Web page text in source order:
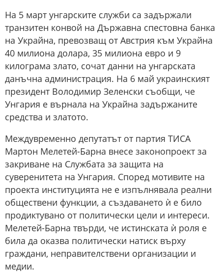
На 5 март унгарските служби са задържали
транзитен конвой на Държавна спестовна банка
на Украйна, превозващ от Австрия към Украйна
40 милиона долара, 35 милиона евро и 9
килограма злато, сочат данни на унгарската
данъчна администрация. На 6 май украинският
президент Володимир Зеленски съобщи, че
Унгария е върнала на Украйна задържаните
средства и златото.
Междувременно депутатът от партия ТИСА
Мартон Мелетей-Барна внесе законопроект за
закриване на Службата за защита на
суверенитета на Унгария. Според мотивите на
проекта институцията не е изпълнявала реални
обществени функции, а създаването ѝ е било
продиктувано от политически цели и интереси.
Мелетей-Барна твърди, че истинската ѝ роля е
била да оказва политически натиск върху
граждани, неправителствени организации и
медии.